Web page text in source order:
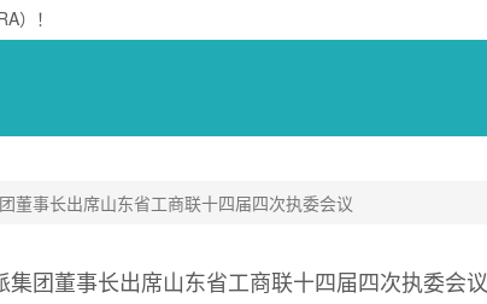
）！
董事长出席山东省工商联十四届四次执委会议
集团董事长出席山东省工商联十四届四次执委会议